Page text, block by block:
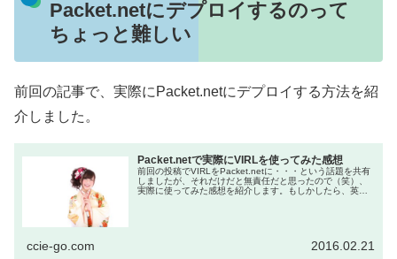
Packet.netにデプロイするのって
ちょっと難しい
前回の記事で、実際にPacket.netにデプロイする方法を紹
介しました。
Packet.netで実際にVIRLを使ってみた感想
前回の投稿でVIRLをPacket.netに・・・という話題を共有
しましたが、それだけだと無責任だと思ったので（笑）、
実際に使ってみた感想を紹介します。もしかしたら、英語
ccie-go.com 2016.02.21